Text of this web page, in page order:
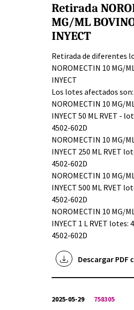
Retirada
MG/ML
INYECT
Retirada de diferentes
NOROMECTIN 10 MG/
INYECT
Los lotes afectados son:
NOROMECTIN 10 MG/
INYECT 50 ML RVET -
4502-602D
NOROMECTIN 10 MG/
INYECT 250 ML RVET
4502-602D
NOROMECTIN 10 MG/
INYECT 500 ML RVET
4502-602D
NOROMECTIN 10 MG/
INYECT 1 L RVET lotes:
4502-602D
Descargar
2025-05-29 758305